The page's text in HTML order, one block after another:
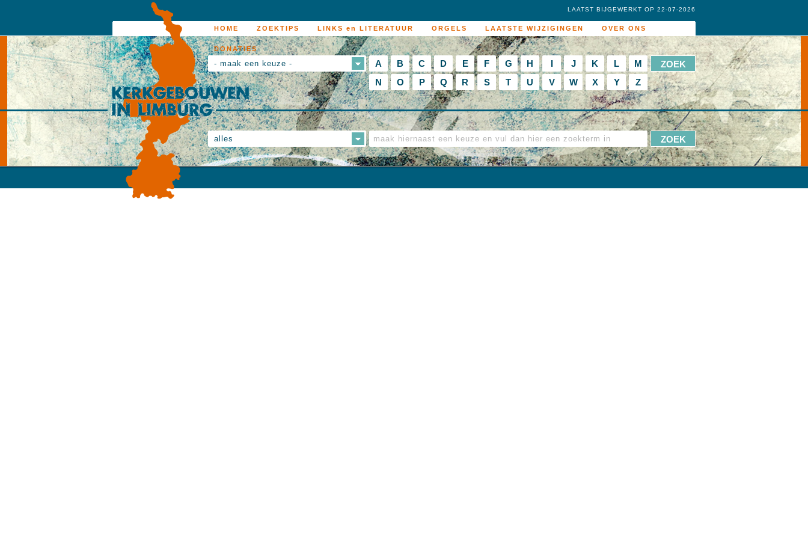
HOME ZOEKTIPS LINKS en LITERATUUR ORGELS LAATSTE WIJZIGINGEN OVER ONS
DONATIES
LAATST BIJGEWERKT OP 22-07-2026
- maak een keuze - A B C D E F G H I J K L
M
N
O P Q R S T U V W X Y Z
alles